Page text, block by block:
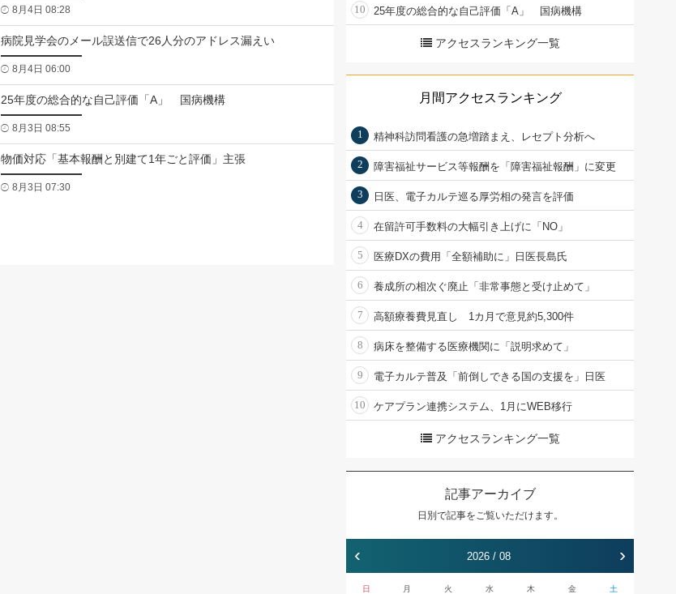
8月4日 08:28
病院見学会のメール誤送信で26人分のアドレス漏えい
8月4日 06:00
25年度の総合的な自己評価「A」 国病機構
8月3日 08:55
物価対応「基本報酬と別建て1年ごと評価」主張
8月3日 07:30
10 25年度の総合的な自己評価「A」 国病機構
アクセスランキング一覧
月間アクセスランキング
1 精神科訪問看護の急増踏まえ、レセプト分析へ
2 障害福祉サービス等報酬を「障害福祉報酬」に変更
3 日医、電子カルテ巡る厚労相の発言を評価
4 在留許可手数料の大幅引き上げに「NO」
5 医療DXの費用「全額補助に」日医長島氏
6 養成所の相次ぐ廃止「非常事態と受け止めて」
7 高額療養費見直し 1カ月で意見約5,300件
8 病床を整備する医療機関に「説明求めて」
9 電子カルテ普及「前倒しできる国の支援を」日医
10 ケアプラン連携システム、1月にWEB移行
アクセスランキング一覧
記事アーカイブ
日別で記事をご覧いただけます。
‹ 2026 / 08 ›
日 月 火 水 木 金 土